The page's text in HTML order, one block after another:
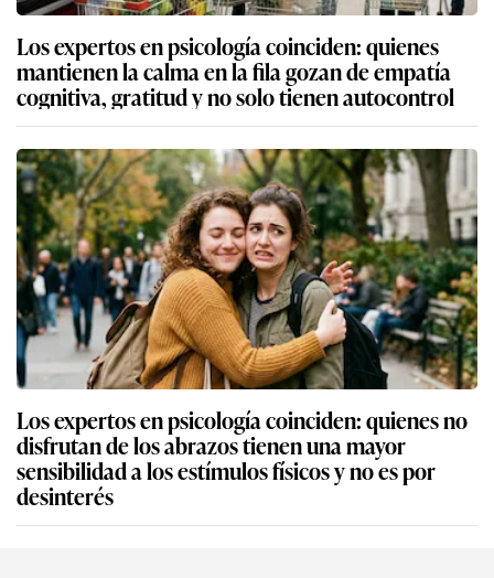
Los expertos en psicología coinciden: quienes
mantienen la calma en la fila gozan de empatía
cognitiva, gratitud y no solo tienen autocontrol
Los expertos en psicología coinciden: quienes no
disfrutan de los abrazos tienen una mayor
sensibilidad a los estímulos físicos y no es por
desinterés